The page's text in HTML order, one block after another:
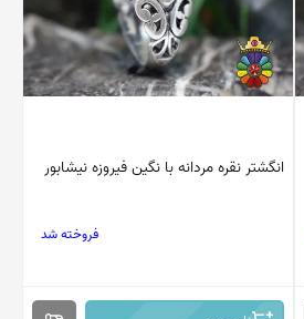
انگشتر نقره مردانه با نگین فیروزه نیشابور
فروخته شد